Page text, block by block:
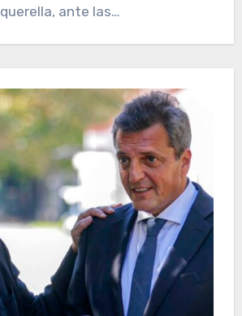
querella, ante las…